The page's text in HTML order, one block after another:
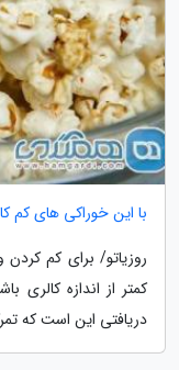
با این خوراکی های کم
روزیاتو/ برای کم کردن
کمتر از اندازه
دریافتی این است که